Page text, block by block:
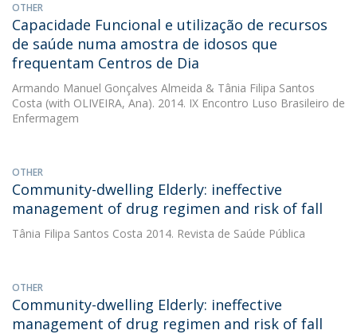
OTHER
Capacidade Funcional e utilização de recursos
de saúde numa amostra de idosos que
frequentam Centros de Dia
Armando Manuel Gonçalves Almeida & Tânia Filipa Santos
Costa (with OLIVEIRA, Ana). 2014. IX Encontro Luso Brasileiro de
Enfermagem
OTHER
Community-dwelling Elderly: ineffective
management of drug regimen and risk of fall
Tânia Filipa Santos Costa 2014. Revista de Saúde Pública
OTHER
Community-dwelling Elderly: ineffective
management of drug regimen and risk of fall